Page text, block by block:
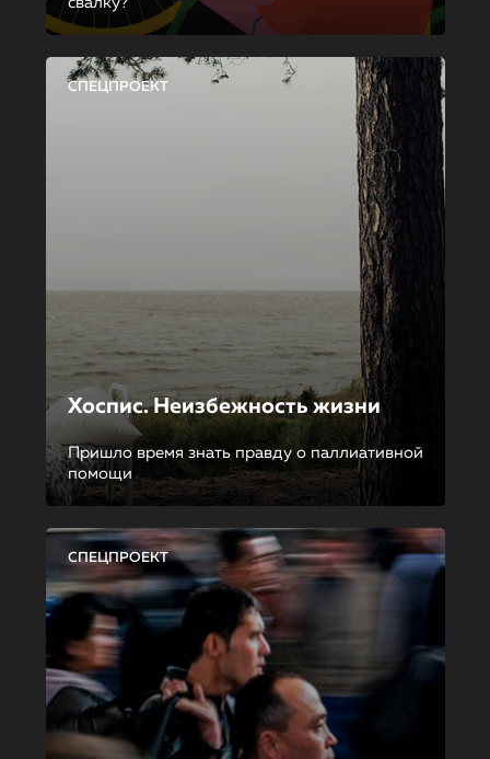
СПЕЦПРОЕКТ
Хоспис. Неизбежность жизни
Пришло время знать правду о паллиативной
помощи
СПЕЦПРОЕКТ